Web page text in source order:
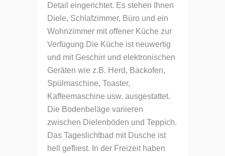
Detail eingerichtet. Es stehen Ihnen
Diele, Schlafzimmer, Büro und ein
Wohnzimmer mit offener Küche zur
Verfügung.Die Küche ist neuwertig
und mit Geschirr und elektronischen
Geräten wie z.B. Herd, Backofen,
Spülmaschine, Toaster,
Kaffeemaschine usw. ausgestattet.
Die Bodenbeläge variieren
zwischen Dielenböden und Teppich.
Das Tageslichtbad mit Dusche ist
hell gefliest. In der Freizeit haben